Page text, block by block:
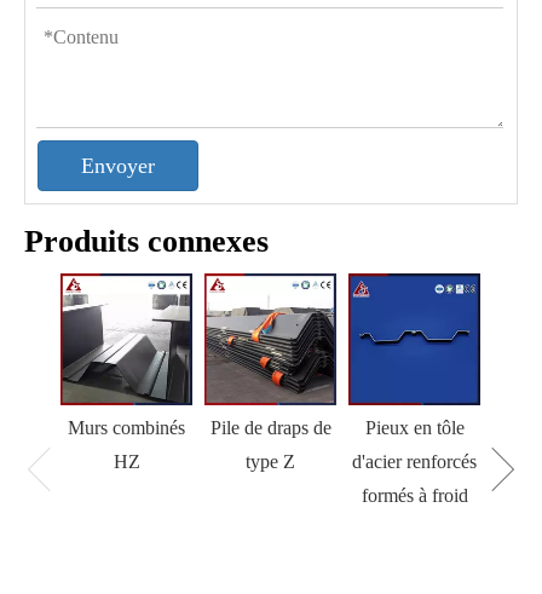
Envoyer
Produits connexes
Murs combinés
HZ
Pile de draps de
type Z
Pieux en tôle
d'acier renforcés
formés à froid